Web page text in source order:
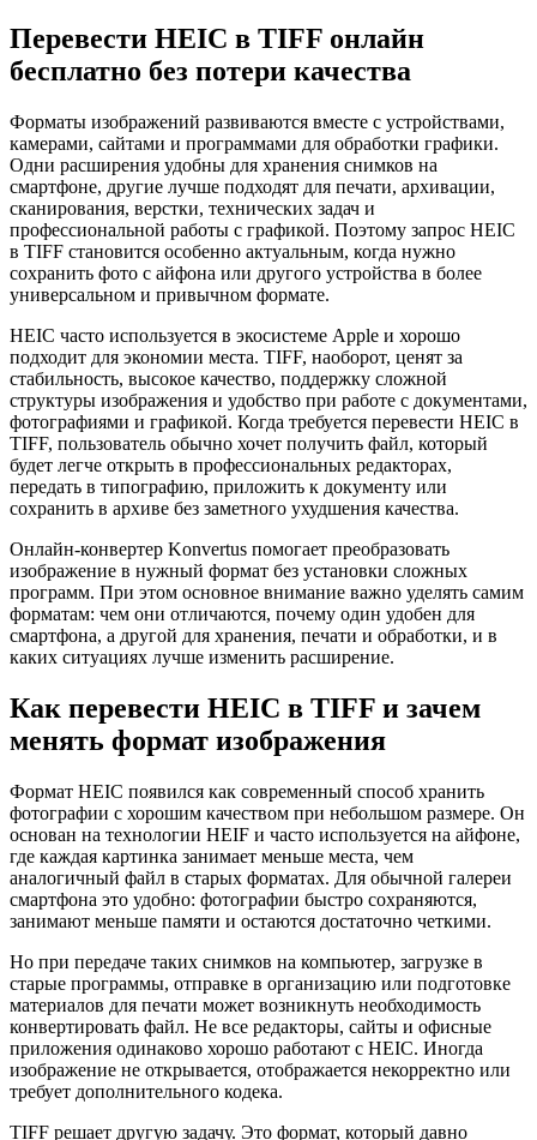
Перевести HEIC в TIFF онлайн
бесплатно без потери качества
Форматы изображений развиваются вместе с устройствами,
камерами, сайтами и программами для обработки графики.
Одни расширения удобны для хранения снимков на
смартфоне, другие лучше подходят для печати, архивации,
сканирования, верстки, технических задач и
профессиональной работы с графикой. Поэтому запрос HEIC
в TIFF становится особенно актуальным, когда нужно
сохранить фото с айфона или другого устройства в более
универсальном и привычном формате.
HEIC часто используется в экосистеме Apple и хорошо
подходит для экономии места. TIFF, наоборот, ценят за
стабильность, высокое качество, поддержку сложной
структуры изображения и удобство при работе с документами,
фотографиями и графикой. Когда требуется перевести HEIC в
TIFF, пользователь обычно хочет получить файл, который
будет легче открыть в профессиональных редакторах,
передать в типографию, приложить к документу или
сохранить в архиве без заметного ухудшения качества.
Онлайн-конвертер Konvertus помогает преобразовать
изображение в нужный формат без установки сложных
программ. При этом основное внимание важно уделять самим
форматам: чем они отличаются, почему один удобен для
смартфона, а другой для хранения, печати и обработки, и в
каких ситуациях лучше изменить расширение.
Как перевести HEIC в TIFF и зачем
менять формат изображения
Формат HEIC появился как современный способ хранить
фотографии с хорошим качеством при небольшом размере. Он
основан на технологии HEIF и часто используется на айфоне,
где каждая картинка занимает меньше места, чем
аналогичный файл в старых форматах. Для обычной галереи
смартфона это удобно: фотографии быстро сохраняются,
занимают меньше памяти и остаются достаточно четкими.
Но при передаче таких снимков на компьютер, загрузке в
старые программы, отправке в организацию или подготовке
материалов для печати может возникнуть необходимость
конвертировать файл. Не все редакторы, сайты и офисные
приложения одинаково хорошо работают с HEIC. Иногда
изображение не открывается, отображается некорректно или
требует дополнительного кодека.
TIFF решает другую задачу. Это формат, который давно